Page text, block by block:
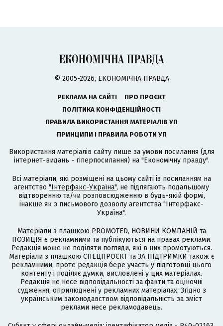
© 2005-2026, ЕКОНОМІЧНА ПРАВДА
РЕКЛАМА НА САЙТІ
ПРО ПРОЄКТ
ПОЛІТИКА КОНФІДЕНЦІЙНОСТІ
ПРАВИЛА ВИКОРИСТАННЯ МАТЕРІАЛІВ УП
ПРИНЦИПИ І ПРАВИЛА РОБОТИ УП
Використання матеріалів сайту лише за умови посилання (для
інтернет-видань - гіперпосилання) на "Економічну правду".
Всі матеріали, які розміщені на цьому сайті із посиланням на
агентство "Інтерфакс-Україна", не підлягають подальшому
відтворенню та/чи розповсюдженню в будь-якій формі,
інакше як з письмового дозволу агентства "Інтерфакс-
Україна".
Матеріали з плашкою PROMOTED, НОВИНИ КОМПАНІЙ та
ПОЗИЦІЯ є рекламними та публікуються на правах реклами.
Редакція може не поділяти погляди, які в них промотуються.
Матеріали з плашкою СПЕЦПРОЄКТ та ЗА ПІДТРИМКИ також є
рекламними, проте редакція бере участь у підготовці цього
контенту і поділяє думки, висловлені у цих матеріалах.
Редакція не несе відповідальності за факти та оціночні
судження, оприлюднені у рекламних матеріалах. Згідно з
українським законодавством відповідальність за зміст
реклами несе рекламодавець.